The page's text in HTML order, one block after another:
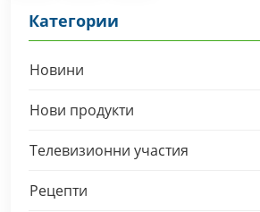
Категории
Новини
Нови продукти
Телевизионни участия
Рецепти